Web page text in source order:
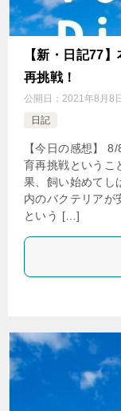
【新・日記77
再挑戦！
公開日： 2021年8月8日
日記
【今日の感想】
育再挑戦というこ
果、飼い始めてし
内のバクテリアが
という […]